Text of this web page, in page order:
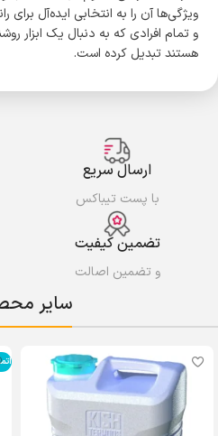
ویژگی‌ها آن را به انتخابی ایده‌آل برای
و تمام افرادی که به دنبال یک ابزار
هستند تبدیل کرده است.
ارسال سریع
با پست تیباکس
تضمین کیفیت
و تضمین اصالت
سایر